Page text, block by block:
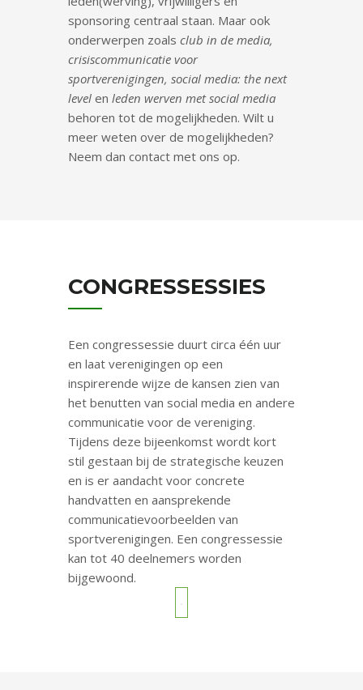
sponsoring centraal staan. Maar ook
onderwerpen zoals club in de media,
crisiscommunicatie voor
sportverenigingen, social media: the next
level en leden werven met social media
behoren tot de mogelijkheden. Wilt u
meer weten over de mogelijkheden?
Neem dan contact met ons op.
CONGRESSESSIES
Een congressessie duurt circa één uur
en laat verenigingen op een
inspirerende wijze de kansen zien van
het benutten van social media en andere
communicatie voor de vereniging.
Tijdens deze bijeenkomst wordt kort
stil gestaan bij de strategische keuzen
en is er aandacht voor concrete
handvatten en aansprekende
communicatievoorbeelden van
sportverenigingen. Een congressessie
kan tot 40 deelnemers worden
bijgewoond.